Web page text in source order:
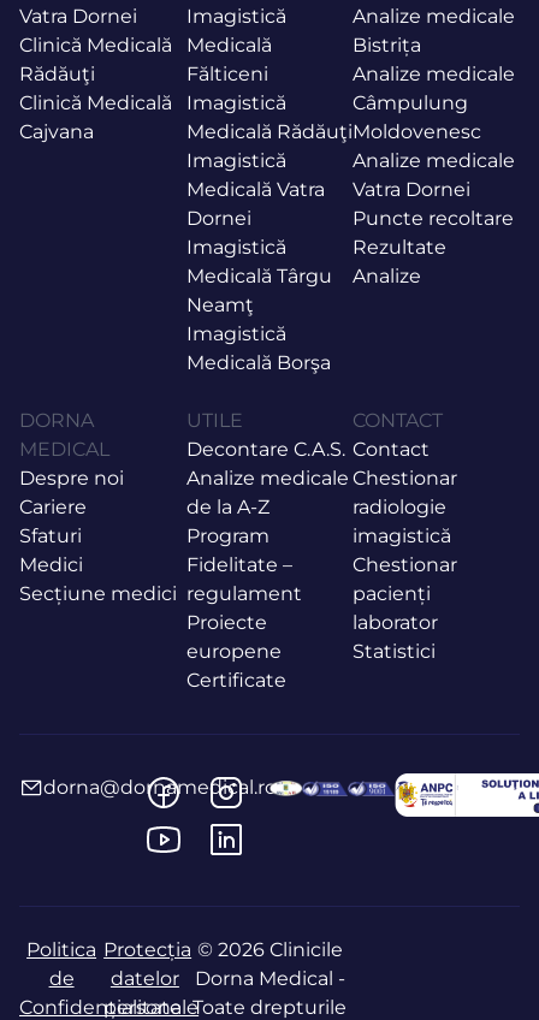
Vatra Dornei
Clinică Medicală
Rădăuţi
Clinică Medicală
Cajvana
Imagistică
Medicală
Fălticeni
Imagistică
Medicală Rădăuţi
Imagistică
Medicală Vatra
Dornei
Imagistică
Medicală Târgu
Neamţ
Imagistică
Medicală Borşa
Analize medicale
Bistrița
Analize medicale
Câmpulung
Moldovenesc
Analize medicale
Vatra Dornei
Puncte recoltare
Rezultate
Analize
DORNA
MEDICAL
Despre noi
Cariere
Sfaturi
Medici
Secțiune medici
UTILE
Decontare C.A.S.
Analize medicale
de la A-Z
Program
Fidelitate –
regulament
Proiecte
europene
Certificate
CONTACT
Contact
Chestionar
radiologie
imagistică
Chestionar
pacienți
laborator
Statistici
dorna@dornamedical.ro
Politica
de
Confidențialitate
Protecția
datelor
personale
© 2026 Clinicile
Dorna Medical -
Toate drepturile